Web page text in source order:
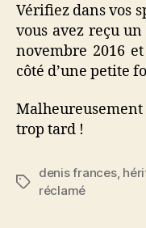
Vérifiez dans vos
vous avez reçu
novembre 2016
côté d’une petite
trop tard !
Étiquettes
denis frances,
réclamé